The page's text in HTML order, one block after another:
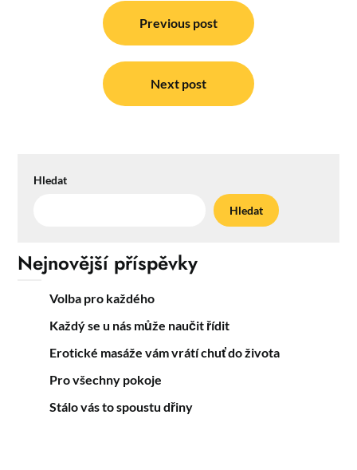
Previous post
Next post
Hledat
Hledat
Nejnovější příspěvky
Volba pro každého
Každý se u nás může naučit řídit
Erotické masáže vám vrátí chuť do života
Pro všechny pokoje
Stálo vás to spoustu dřiny